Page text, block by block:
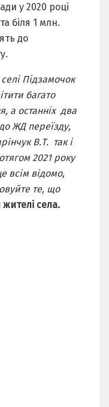
у 2020 році
біля 1 млн.
до
Підзамочок
багато
а останніх два
ЖД переїзду,
В.Т. так і
2021 року
всім відомо,
те, що
села.